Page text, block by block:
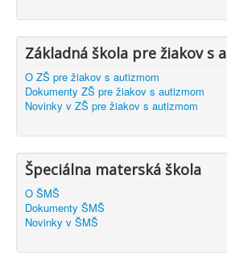
Základná škola pre žiakov s
O ZŠ pre žiakov s autizmom
Dokumenty ZŠ pre žiakov s autizmom
Novinky v ZŠ pre žiakov s autizmom
Špeciálna materská škola
O ŠMŠ
Dokumenty ŠMŠ
Novinky v ŠMŠ